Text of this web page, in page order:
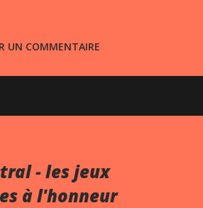
UN COMMENTAIRE
- les jeux
à l'honneur